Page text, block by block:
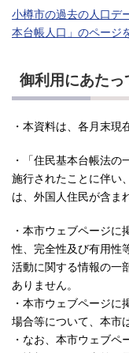
小樽市の過去の人口デ
本台帳人口」のページ
御利用にあたっ
・本資料は、各月末現
・「住民基本台帳法
施行されたことに伴い
は、外国人住民が含ま
・本市ウェブページ
性、完全性及び有用性
活動に関する情報の一
ありません。
・本市ウェブページ
場合等について、本市
・なお、本市ウェブ